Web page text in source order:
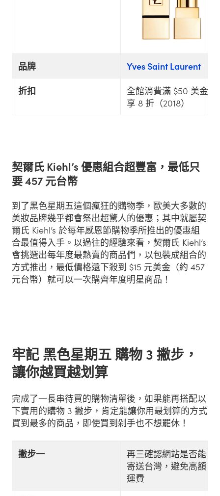
品牌
Yves Saint Laurent
折扣
全館消費滿 $50 美金
享 8 折（2018）
契爾氏 Kiehl’s 優惠組合超豐富，最低只
要 457 元台幣
到了黑色星期五這個瘋狂的購物季，歐美大多數的
美妝品牌幾乎都會祭出超驚人的優惠；其中就屬契
爾氏 Kiehl’s 於每年感恩節購物季所推出的優惠組
合最值得入手。以過往的經驗來看，契爾氏 Kiehl’s
會挑選出每年度最熱賣的商品們，以包裝成組合的
方式推出，最低價格還下殺到 $15 元美金（約 457
元台幣）就可以一次購齊年度明星商品！
牢記 黑色星期五 購物 3 撇步，
讓你越買越划算
完成了一長串待買的購物清單後，如果能再搭配以
下實用的購物 3 撇步，肯定能讓你用最划算的方式
買到最多的商品，即使買到剁手也不想罷休！
撇步一
再三確認網站是否能
寄送台灣，避免高額
運費